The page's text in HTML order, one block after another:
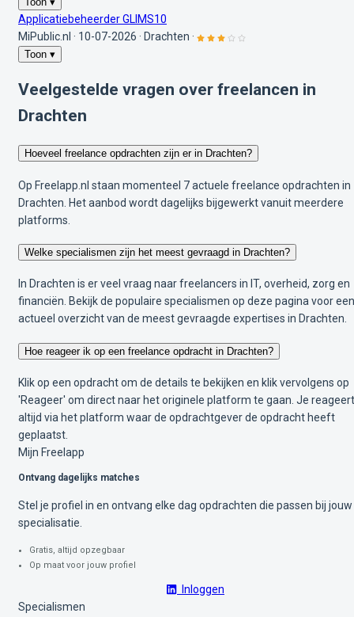
Applicatiebeheerder GLIMS10
MiPublic.nl · 10-07-2026 · Drachten ·
Toon ▾
Veelgestelde vragen over freelancen in
Drachten
Hoeveel freelance opdrachten zijn er in Drachten?
Op Freelapp.nl staan momenteel 7 actuele freelance opdrachten in
Drachten. Het aanbod wordt dagelijks bijgewerkt vanuit meerdere
platforms.
Welke specialismen zijn het meest gevraagd in Drachten?
In Drachten is er veel vraag naar freelancers in IT, overheid, zorg en
financiën. Bekijk de populaire specialismen op deze pagina voor een
actueel overzicht van de meest gevraagde expertises in Drachten.
Hoe reageer ik op een freelance opdracht in Drachten?
Klik op een opdracht om de details te bekijken en klik vervolgens op
'Reageer' om direct naar het originele platform te gaan. Je reageert
altijd via het platform waar de opdrachtgever de opdracht heeft
geplaatst.
Mijn Freelapp
Ontvang dagelijks matches
Stel je profiel in en ontvang elke dag opdrachten die passen bij jouw
specialisatie.
Gratis, altijd opzegbaar
Op maat voor jouw profiel
Inloggen
Specialismen